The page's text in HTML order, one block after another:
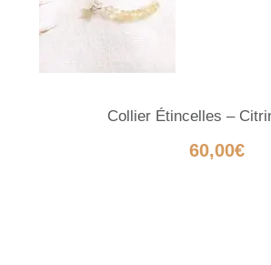
Collier Étincelles –
60,00€